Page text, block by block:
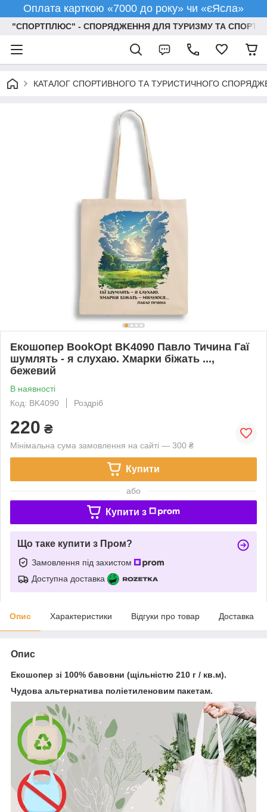
Оплата карткою «7000 до року» чи «єЯсла»
"СПОРТПЛЮС" - СПОРЯДЖЕННЯ ДЛЯ ТУРИЗМУ ТА СПОРТУ
КАТАЛОГ СПОРТИВНОГО ТА ТУРИСТИЧНОГО
Екошопер BookOpt BK4090 Павло Тичина Гаї
шумлять - я слухаю. Хмарки біжать ...,
бежевий
В наявності
Код: BK4090
Роздріб
220 ₴
Мінімальна сума замовлення на сайті — 300 ₴
Купити
або
Купити з
Що таке купити з Пром?
Замовлення під захистом
Доступна доставка
Опис Характеристики Відгуки про товар Доставка
Опис
Екошопер зі 100% бавовни (щільністю 210 г / кв.м).
Чудова альтернатива поліетиленовим пакетам.